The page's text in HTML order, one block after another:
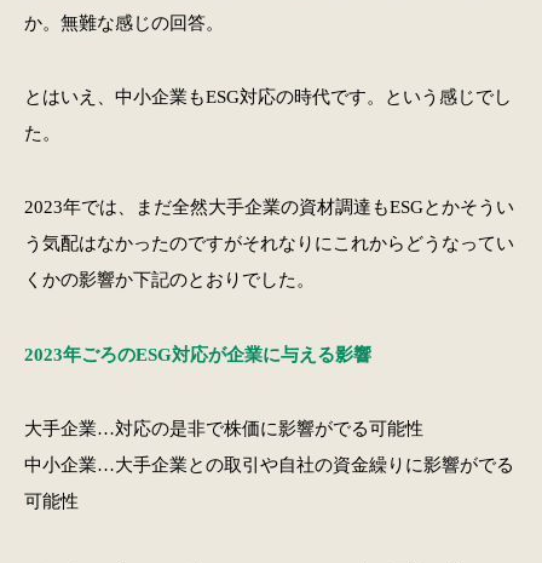
か。無難な感じの回答。
とはいえ、中小企業もESG対応の時代です。という感じでし
た。
2023年では、まだ全然大手企業の資材調達もESGとかそうい
う気配はなかったのですがそれなりにこれからどうなってい
くかの影響か下記のとおりでした。
2023年ごろのESG対応が企業に与える影響
大手企業…対応の是非で株価に影響がでる可能性
中小企業…大手企業との取引や自社の資金繰りに影響がでる
可能性